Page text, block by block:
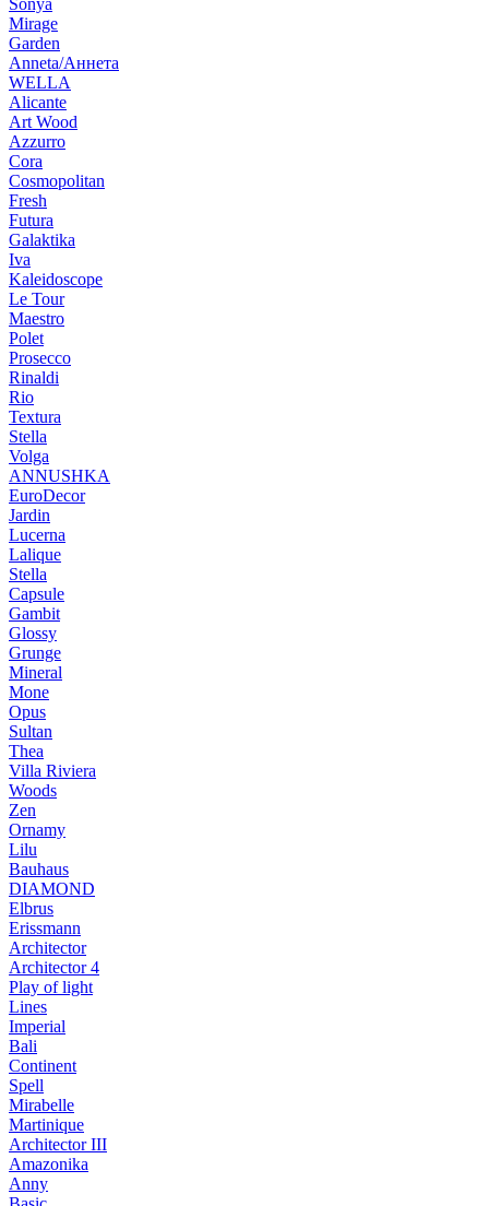
Sonya
Mirage
Garden
Anneta/Аннета
WELLA
Alicante
Art Wood
Azzurro
Cora
Cosmopolitan
Fresh
Futura
Galaktika
Iva
Kaleidoscope
Le Tour
Maestro
Polet
Prosecco
Rinaldi
Rio
Textura
Stella
Volga
ANNUSHKA
EuroDecor
Jardin
Lucerna
Lalique
Stella
Capsule
Gambit
Glossy
Grunge
Mineral
Mone
Opus
Sultan
Thea
Villa Riviera
Woods
Zen
Ornamy
Lilu
Bauhaus
DIAMOND
Elbrus
Erissmann
Architector
Architector 4
Play of light
Lines
Imperial
Bali
Continent
Spell
Mirabelle
Martinique
Architector III
Amazonika
Anny